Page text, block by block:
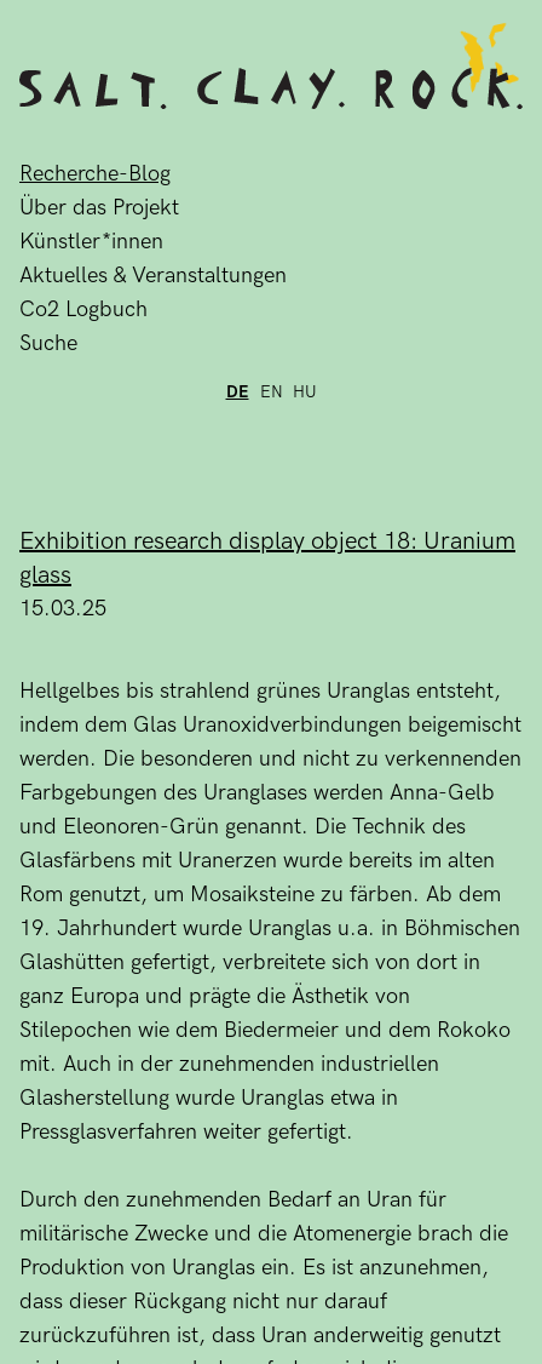
Recherche-Blog
Über das Projekt
Künstler*innen
Aktuelles & Veranstaltungen
Co2 Logbuch
Suche
DE EN HU
Exhibition research display object 18: Uranium
glass
15.03.25
Hellgelbes bis strahlend grünes Uranglas entsteht,
indem dem Glas Uranoxidverbindungen beigemischt
werden. Die besonderen und nicht zu verkennenden
Farbgebungen des Uranglases werden Anna-Gelb
und Eleonoren-Grün genannt. Die Technik des
Glasfärbens mit Uranerzen wurde bereits im alten
Rom genutzt, um Mosaiksteine zu färben. Ab dem
19. Jahrhundert wurde Uranglas u.a. in Böhmischen
Glashütten gefertigt, verbreitete sich von dort in
ganz Europa und prägte die Ästhetik von
Stilepochen wie dem Biedermeier und dem Rokoko
mit. Auch in der zunehmenden industriellen
Glasherstellung wurde Uranglas etwa in
Pressglasverfahren weiter gefertigt.
Durch den zunehmenden Bedarf an Uran für
militärische Zwecke und die Atomenergie brach die
Produktion von Uranglas ein. Es ist anzunehmen,
dass dieser Rückgang nicht nur darauf
zurückzuführen ist, dass Uran anderweitig genutzt